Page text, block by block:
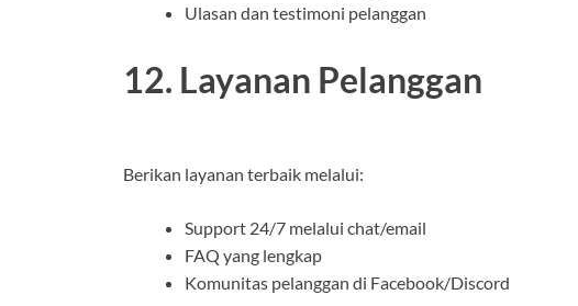
Ulasan dan testimoni pelanggan
12. Layanan Pelanggan
Berikan layanan terbaik melalui:
Support 24/7 melalui chat/email
FAQ yang lengkap
Komunitas pelanggan di Facebook/Discord